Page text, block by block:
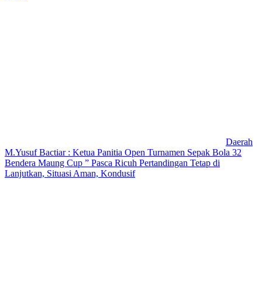
Daerah
M.Yusuf Bactiar : Ketua Panitia Open Turnamen Sepak Bola 32
Bendera Maung Cup ” Pasca Ricuh Pertandingan Tetap di
Lanjutkan, Situasi Aman, Kondusif